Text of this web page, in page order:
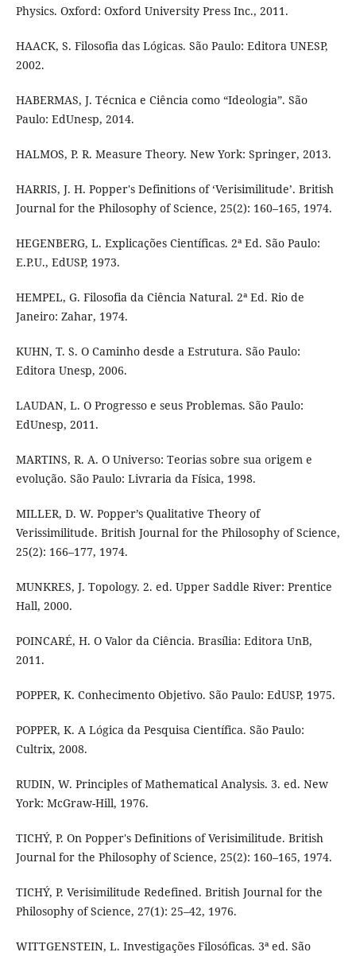
Physics. Oxford: Oxford University Press Inc., 2011.
HAACK, S. Filosofia das Lógicas. São Paulo: Editora UNESP,
2002.
HABERMAS, J. Técnica e Ciência como “Ideologia”. São
Paulo: EdUnesp, 2014.
HALMOS, P. R. Measure Theory. New York: Springer, 2013.
HARRIS, J. H. Popper's Definitions of ‘Verisimilitude’. British
Journal for the Philosophy of Science, 25(2): 160–165, 1974.
HEGENBERG, L. Explicações Científicas. 2ª Ed. São Paulo:
E.P.U., EdUSP, 1973.
HEMPEL, G. Filosofia da Ciência Natural. 2ª Ed. Rio de
Janeiro: Zahar, 1974.
KUHN, T. S. O Caminho desde a Estrutura. São Paulo:
Editora Unesp, 2006.
LAUDAN, L. O Progresso e seus Problemas. São Paulo:
EdUnesp, 2011.
MARTINS, R. A. O Universo: Teorias sobre sua origem e
evolução. São Paulo: Livraria da Física, 1998.
MILLER, D. W. Popper’s Qualitative Theory of
Verissimilitude. British Journal for the Philosophy of Science,
25(2): 166–177, 1974.
MUNKRES, J. Topology. 2. ed. Upper Saddle River: Prentice
Hall, 2000.
POINCARÉ, H. O Valor da Ciência. Brasília: Editora UnB,
2011.
POPPER, K. Conhecimento Objetivo. São Paulo: EdUSP, 1975.
POPPER, K. A Lógica da Pesquisa Científica. São Paulo:
Cultrix, 2008.
RUDIN, W. Principles of Mathematical Analysis. 3. ed. New
York: McGraw-Hill, 1976.
TICHÝ, P. On Popper's Definitions of Verisimilitude. British
Journal for the Philosophy of Science, 25(2): 160–165, 1974.
TICHÝ, P. Verisimilitude Redefined. British Journal for the
Philosophy of Science, 27(1): 25–42, 1976.
WITTGENSTEIN, L. Investigações Filosóficas. 3ª ed. São